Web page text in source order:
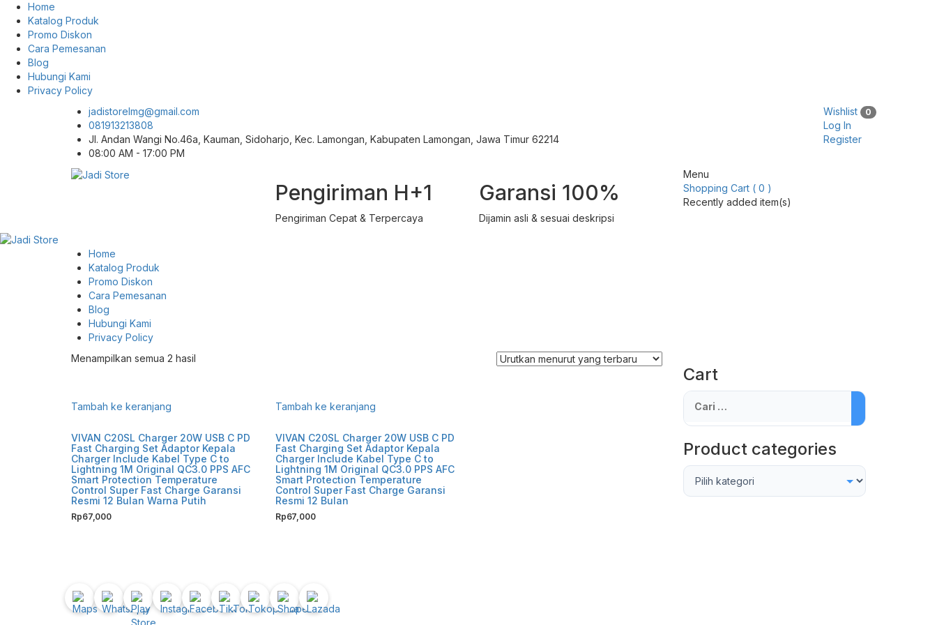
Home
Katalog Produk
Promo Diskon
Cara Pemesanan
Blog
Hubungi Kami
Privacy Policy
jadistorelmg@gmail.com
081913213808
Jl. Andan Wangi No.46a, Kauman, Sidoharjo, Kec. Lamongan, Kabupaten Lamongan, Jawa Timur 62214
08:00 AM - 17:00 PM
Wishlist 0
Log In
Register
Pengiriman H+1
Pengiriman Cepat & Terpercaya
Garansi 100%
Dijamin asli & sesuai deskripsi
Menu
Shopping Cart ( 0 )
Recently added item(s)
Home
Katalog Produk
Promo Diskon
Cara Pemesanan
Blog
Hubungi Kami
Privacy Policy
Menampilkan semua 2 hasil
Tambah ke keranjang
VIVAN C20SL Charger 20W USB C PD
Fast Charging Set Adaptor Kepala
Charger Include Kabel Type C to
Lightning 1M Original QC3.0 PPS AFC
Smart Protection Temperature
Control Super Fast Charge Garansi
Resmi 12 Bulan Warna Putih
Rp67,000
Tambah ke keranjang
VIVAN C20SL Charger 20W USB C PD
Fast Charging Set Adaptor Kepala
Charger Include Kabel Type C to
Lightning 1M Original QC3.0 PPS AFC
Smart Protection Temperature
Control Super Fast Charge Garansi
Resmi 12 Bulan
Rp67,000
Cart
Cari
untuk:
Product categories